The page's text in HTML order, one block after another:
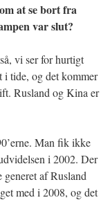
at se bort fra
var slut?
vi ser for hurtigt
tide, og det kommer
Rusland og Kina er
Man fik ikke
i 2002. Der
af Rusland
med i 2008, og det